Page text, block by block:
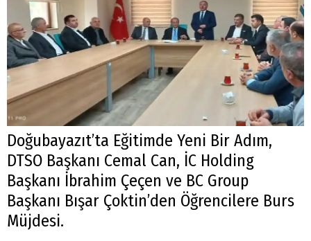
Doğubayazıt’ta Eğitimde Yeni Bir Adım,
DTSO Başkanı Cemal Can, İC Holding
Başkanı İbrahim Çeçen ve BC Group
Başkanı Bışar Çoktin’den Öğrencilere Burs
Müjdesi.